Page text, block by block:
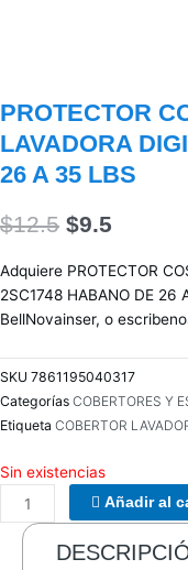
PROTECTOR
LAVADORA
26 A 35 LBS
$12.5 $9.5
Adquiere PROTECTOR
2SC1748 HABANO DE
BellNovainser, o
SKU 7861195040317
Categorías COBERTORES Y
Etiqueta COBERTOR
Sin existencias
Añadir al